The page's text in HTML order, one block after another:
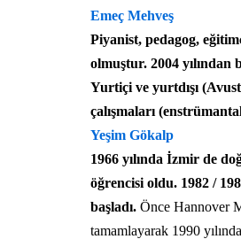
Emeç Mehveş
Piyanist, pedagog,
olmuştur. 2004
Yurtiçi ve yurtdışı
çalışmaları
Yeşim Gökalp
1966 yılında İzmir de
öğrencisi oldu. 1982 /
başladı. Önce Hannover
tamamlayarak 1990